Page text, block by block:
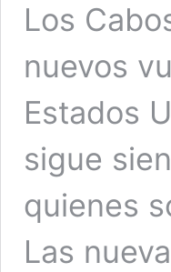
Los
nuevos
Estados
sigue
quienes
Las